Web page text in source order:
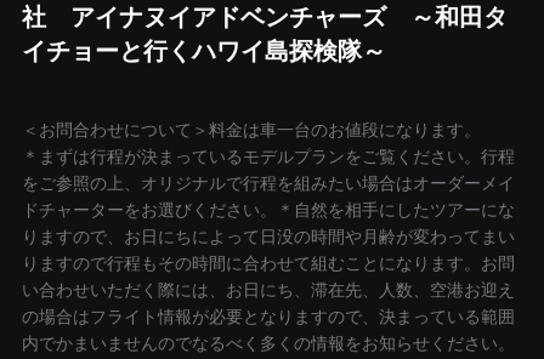
社 アイナヌイアドベンチャーズ ～和田タ
イチョーと行くハワイ島探検隊～
＜お問合わせについて＞料金は車一台のお値段になります。
＊まずは行程が決まっているモデルプランをご覧ください。行程
をご参照の上、オリジナルで行程を組みたい場合はオーダーメイ
ドチャーターをお選びください。＊自然を相手にしたツアーにな
りますので、お日にちによって日没の時間や月齢が変わってまい
りますので行程もその時間に合わせて組むことになります。お問
い合わせいただく際には、お日にち、滞在先、人数、空港お迎え
の場合はフライト情報が必要となりますので、決まっている範囲
内でかまいませんのでなるべく多くの情報をお知らせください。